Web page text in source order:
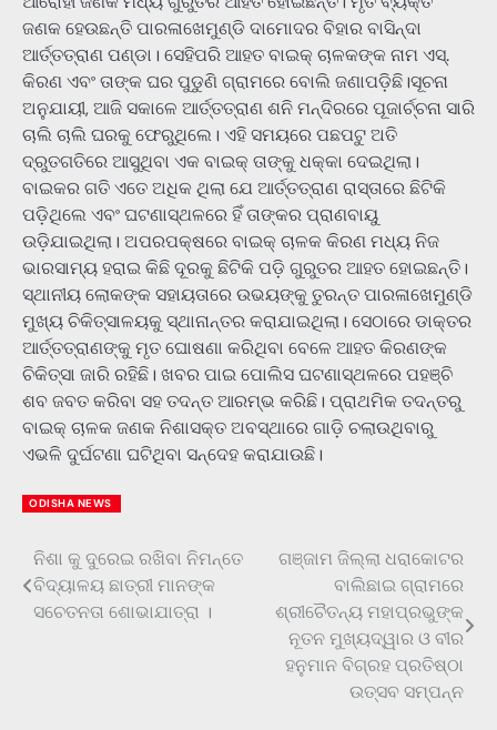
ଜଣକ ହେଉଛନ୍ତି ପାରଳାଖେମୁଣ୍ଡି ଦାମୋଦର ବିହାର ବାସିନ୍ଦା
ଆର୍ତ୍ତତ୍ରାଣ ପଣ୍ଡା। ସେହିପରି ଆହତ ବାଇକ୍ ଚାଳକଙ୍କ ନାମ ଏସ୍.
କିରଣ ଏବଂ ତାଙ୍କ ଘର ପୁଡୁଣି ଗ୍ରାମରେ ବୋଲି ଜଣାପଡ଼ିଛି।ସୂଚନା
ଅନୁଯାୟୀ, ଆଜି ସକାଳେ ଆର୍ତ୍ତତ୍ରାଣ ଶନି ମନ୍ଦିରରେ ପୂଜାର୍ଚ୍ଚନା ସାରି
ଚାଲି ଚାଲି ଘରକୁ ଫେରୁଥିଲେ। ଏହି ସମୟରେ ପଛପଟୁ ଅତି
ଦ୍ରୁତଗତିରେ ଆସୁଥିବା ଏକ ବାଇକ୍ ତାଙ୍କୁ ଧକ୍କା ଦେଇଥିଲା।
ବାଇକର ଗତି ଏତେ ଅଧିକ ଥିଲା ଯେ ଆର୍ତ୍ତତ୍ରାଣ ରାସ୍ତାରେ ଛିଟିକି
ପଡ଼ିଥିଲେ ଏବଂ ଘଟଣାସ୍ଥଳରେ ହିଁ ତାଙ୍କର ପ୍ରାଣବାୟୁ
ଉଡ଼ିଯାଇଥିଲା। ଅପରପକ୍ଷରେ ବାଇକ୍ ଚାଳକ କିରଣ ମଧ୍ୟ ନିଜ
ଭାରସାମ୍ୟ ହରାଇ କିଛି ଦୂରକୁ ଛିଟିକି ପଡ଼ି ଗୁରୁତର ଆହତ ହୋଇଛନ୍ତି।
ସ୍ଥାନୀୟ ଲୋକଙ୍କ ସହାୟତାରେ ଉଭୟଙ୍କୁ ତୁରନ୍ତ ପାରଳାଖେମୁଣ୍ଡି
ମୁଖ୍ୟ ଚିକିତ୍ସାଳୟକୁ ସ୍ଥାନାନ୍ତର କରାଯାଇଥିଲା। ସେଠାରେ ଡାକ୍ତର
ଆର୍ତ୍ତତ୍ରାଣଙ୍କୁ ମୃତ ଘୋଷଣା କରିଥିବା ବେଳେ ଆହତ କିରଣଙ୍କ
ଚିକିତ୍ସା ଜାରି ରହିଛି। ଖବର ପାଇ ପୋଲିସ ଘଟଣାସ୍ଥଳରେ ପହଞ୍ଚି
ଶବ ଜବତ କରିବା ସହ ତଦନ୍ତ ଆରମ୍ଭ କରିଛି। ପ୍ରାଥମିକ ତଦନ୍ତରୁ
ବାଇକ୍ ଚାଳକ ଜଣକ ନିଶାସକ୍ତ ଅବସ୍ଥାରେ ଗାଡ଼ି ଚଲାଉଥିବାରୁ
ଏଭଳି ଦୁର୍ଘଟଣା ଘଟିଥିବା ସନ୍ଦେହ କରାଯାଉଛି।
ODISHA NEWS
Post
navigation
ନିଶା କୁ ଦୁରେଇ ରଖିବା ନିମନ୍ତେ
ବିଦ୍ୟାଳୟ ଛାତ୍ରୀ ମାନଙ୍କ
ସଚେତନତା ଶୋଭାଯାତ୍ରା ।
ଗଞ୍ଜାମ ଜିଲ୍ଲା ଧରାକୋଟର
ବାଲିଛାଇ ଗ୍ରାମରେ
ଶ୍ରୀଚୈତନ୍ୟ ମହାପ୍ରଭୁଙ୍କ
ନୂତନ ମୁଖ୍ୟଦ୍ୱାର ଓ ବୀର
ହନୁମାନ ବିଗ୍ରହ ପ୍ରତିଷ୍ଠା
ଉତ୍ସବ ସମ୍ପନ୍ନ